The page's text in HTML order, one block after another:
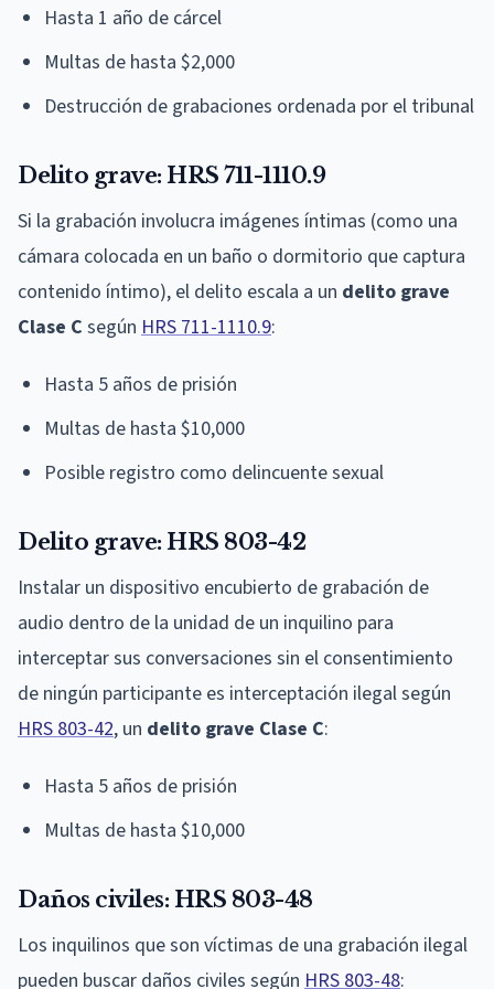
Hasta 1 año de cárcel
Multas de hasta $2,000
Destrucción de grabaciones ordenada por el tribunal
Delito grave: HRS 711-1110.9
Si la grabación involucra imágenes íntimas (como una
cámara colocada en un baño o dormitorio que captura
contenido íntimo), el delito escala a un delito grave
Clase C según HRS 711-1110.9:
Hasta 5 años de prisión
Multas de hasta $10,000
Posible registro como delincuente sexual
Delito grave: HRS 803-42
Instalar un dispositivo encubierto de grabación de
audio dentro de la unidad de un inquilino para
interceptar sus conversaciones sin el consentimiento
de ningún participante es interceptación ilegal según
HRS 803-42, un delito grave Clase C:
Hasta 5 años de prisión
Multas de hasta $10,000
Daños civiles: HRS 803-48
Los inquilinos que son víctimas de una grabación ilegal
pueden buscar daños civiles según HRS 803-48: